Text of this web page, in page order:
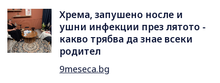
Хрема, запушено носле и
ушни инфекции през лятотo -
какво трябва да знае всеки
родител
9meseca.bg